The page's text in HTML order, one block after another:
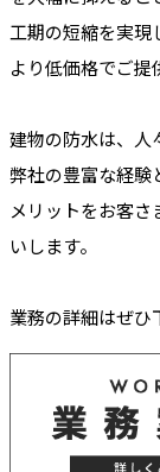
工期の短縮を実現
より低価格でご提
建物の防水は、人
弊社の豊富な経験
メリットをお客
いします。
業務の詳細はぜひ